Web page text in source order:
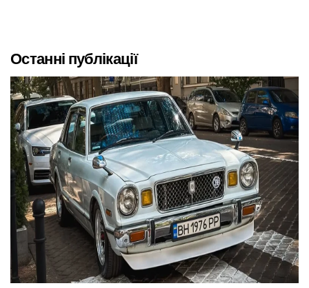
Останні публікації